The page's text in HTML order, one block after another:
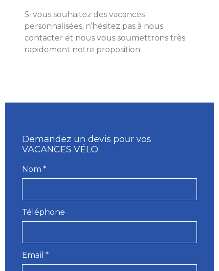
Si vous souhaitez des vacances
personnalisées, n’hésitez pas à nous
contacter et nous vous soumettrons très
rapidement notre proposition.
Demandez un devis pour vos
VACANCES VÉLO
Nom *
Téléphone
Email *